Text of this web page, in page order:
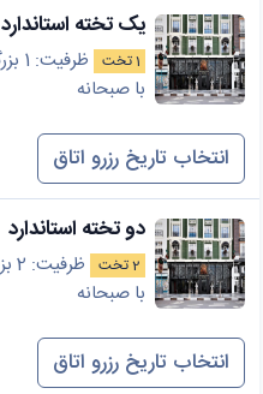
یک تخته استاندارد
1 تخت
ظرفیت: 1 بزرگسال
با صبحانه
انتخاب تاریخ رزرو اتاق
دو تخته استاندارد
2 تخت
ظرفیت: 2 بزرگسال
با صبحانه
انتخاب تاریخ رزرو اتاق